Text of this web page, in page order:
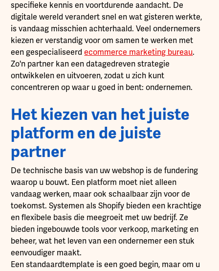
specifieke kennis en voortdurende aandacht. De
digitale wereld verandert snel en wat gisteren werkte,
is vandaag misschien achterhaald. Veel ondernemers
kiezen er verstandig voor om samen te werken met
een gespecialiseerdecommerce marketing bureau.
Zo'n partner kan een datagedreven strategie
ontwikkelen en uitvoeren, zodat u zich kunt
concentreren op waar u goed in bent: ondernemen.
Het kiezen van het juiste
platform en de juiste
partner
De technische basis van uw webshop is de fundering
waarop u bouwt. Een platform moet niet alleen
vandaag werken, maar ook schaalbaar zijn voor de
toekomst. Systemen als Shopify bieden een krachtige
en flexibele basis die meegroeit met uw bedrijf. Ze
bieden ingebouwde tools voor verkoop, marketing en
beheer, wat het leven van een ondernemer een stuk
eenvoudiger maakt.
Een standaardtemplate is een goed begin, maar om u